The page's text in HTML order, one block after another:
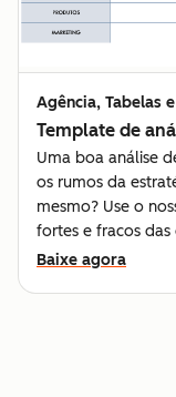
Agência, Tabelas
Template de
Uma boa análise
os rumos da
mesmo? Use o
fortes e fracos das
Baixe agora